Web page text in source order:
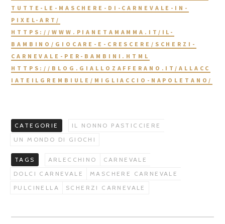
TUTTE-LE-MASCHERE-DI-CARNEVALE-IN-
PIXEL-ART/
HTTPS://WWW.PIANETAMAMMA.IT/IL-
BAMBINO/GIOCARE-E-CRESCERE/SCHERZI-
CARNEVALE-PER-BAMBINI.HTML
HTTPS://BLOG.GIALLOZAFFERANO.IT/ALLACC
IATEILGREMBIULE/MIGLIACCIO-NAPOLETANO/
CATEGORIE
IL NONNO PASTICCIERE
UN MONDO DI GIOCHI
TAGS ARLECCHINO
CARNEVALE
DOLCI CARNEVALE
MASCHERE CARNEVALE
PULCINELLA
SCHERZI CARNEVALE